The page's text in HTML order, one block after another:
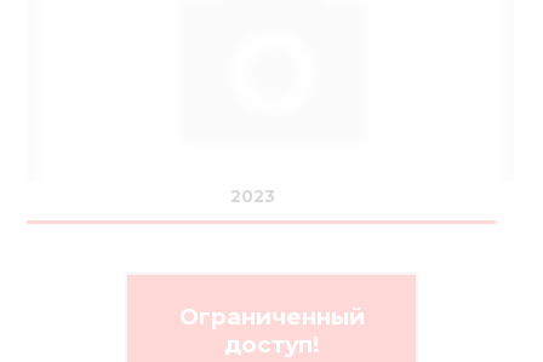
2023
Ограниченный
доступ!